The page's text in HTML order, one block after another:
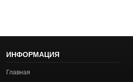
ИНФОРМАЦИЯ
Главная